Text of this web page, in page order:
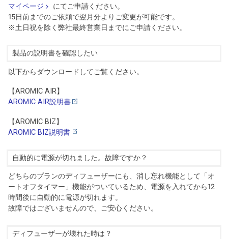
マイページ
にてご申請ください。
15日前までのご依頼で翌月分よりご変更が可能です。
※土日祝を除く弊社最終営業日までにご申請ください。
製品の説明書を確認したい
以下からダウンロードしてご覧ください。
【AROMIC AIR】
AROMIC AIR説明書
【AROMIC BIZ】
AROMIC BIZ説明書
自動的に電源が切れました。故障ですか？
どちらのプランのディフューザーにも、消し忘れ機能として「オ
ートオフタイマー」機能がついているため、電源を入れてから12
時間後に自動的に電源が切れます。
故障ではございませんので、ご安心ください。
ディフューザーが壊れた時は？